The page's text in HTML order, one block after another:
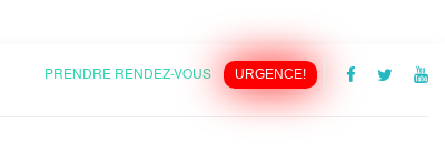
PRENDRE RENDEZ-VOUS URGENCE!